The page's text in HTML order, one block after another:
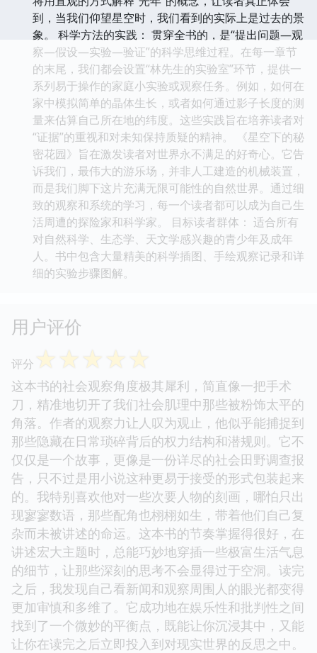
到，当我们仰望星空时，我们看到的实际上是过去的景
象。 科学方法的实践： 贯穿全书的，是“提出问题—观
察—假设—实验—验证”的科学思维过程。在每一章节
的末尾，我们都会设置“林先生的实验室”环节，提供一
系列易于操作的家庭小实验或观察任务。例如，如何在
家中模拟简单的晶体生长，或者如何通过影子长度的测
量来估算自己所在地的纬度。这些实践旨在培养读者对
“证据”的重视和对未知保持质疑的精神。 《星空下的秘
密花园》旨在激发读者对世界永不满足的好奇心。它告
诉我们，最伟大的游乐场，并非人工建造的机械装置，
而是我们脚下这片充满无限可能性的自然世界。通过细
致的观察和系统的学习，每一个读者都可以成为自己生
活周遭的探险家和科学家。 目标读者群体： 适合所有
对自然科学、生态学、天文学感兴趣的青少年及成年
人。书中包含大量精美的科学插图、手绘观察记录和详
细的实验步骤图解。
用户评价
评分 ☆☆☆☆☆
这本书的社会观察角度极其犀利，简直像一把手术
刀，精准地切开了我们社会肌理中那些被粉饰太平的
角落。作者的观察力让人叹为观止，他似乎能捕捉到
那些隐藏在日常琐碎背后的权力结构和潜规则。它不
仅仅是一个故事，更像是一份详尽的社会田野调查报
告，只不过是用小说这种更易于接受的形式包装起来
的。我特别喜欢他对一些次要人物的刻画，哪怕只出
现寥寥数语，那些配角也栩栩如生，带着他们自己复
杂而未被讲述的命运。这本书的节奏掌握得很好，在
讲述宏大主题时，总能巧妙地穿插一些极富生活气息
的细节，让那些深刻的思考不会显得过于空洞。读完
之后，我发现自己看新闻和观察周围人的眼光都变得
更加审慎和多维了。它成功地在娱乐性和批判性之间
找到了一个微妙的平衡点，既能让你沉浸其中，又能
让你在读完之后立即投入到对现实世界的反思之中。